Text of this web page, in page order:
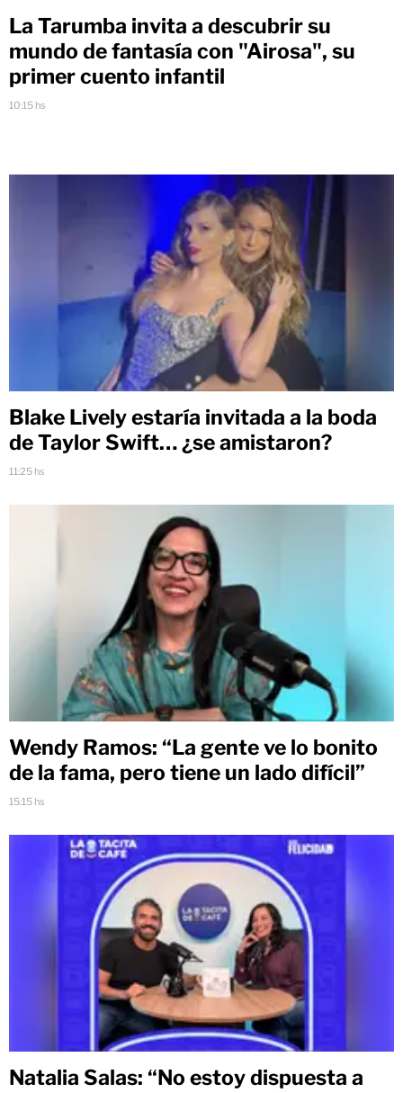
La Tarumba invita a descubrir su
mundo de fantasía con "Airosa", su
primer cuento infantil
10:15 hs
Blake Lively estaría invitada a la boda
de Taylor Swift… ¿se amistaron?
11:25 hs
Wendy Ramos: “La gente ve lo bonito
de la fama, pero tiene un lado difícil”
15:15 hs
Natalia Salas: “No estoy dispuesta a